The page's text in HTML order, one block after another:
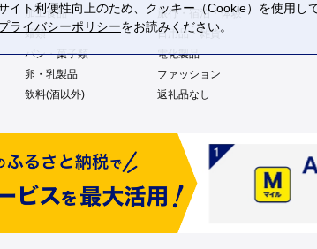
加工食品
旅行・宿泊・体験
麺類
日用品・雑貨
パン・菓子類
電化製品
卵・乳製品
ファッション
飲料(酒以外) 返礼品なし
イト利便性向上のため、クッキー（Cookie）を使用
ライバシーポリシーをお読みください。